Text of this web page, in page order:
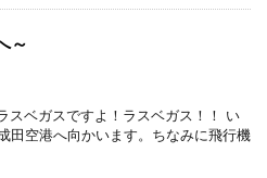
～
スベガスですよ！ラスベガス！！ い
田空港へ向かいます。ちなみに飛行機